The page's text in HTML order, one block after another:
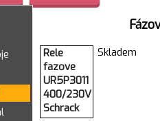
Rele
fazove
UR5P3011
400/230V
Schrack
Skladem